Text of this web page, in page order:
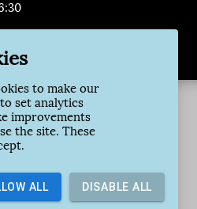
to make our
set analytics
improvements
the site. These
ALL DISABLE ALL